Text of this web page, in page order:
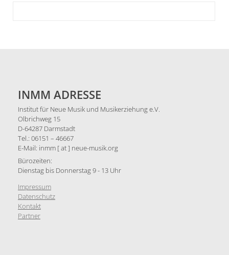
INMM ADRESSE
Institut für Neue Musik und Musikerziehung e.V.
Olbrichweg 15
D-64287 Darmstadt
Tel.: 06151 – 46667
E-Mail: inmm [ at ] neue-musik.org
Bürozeiten:
Dienstag bis Donnerstag 9 - 13 Uhr
Impressum
Datenschutz
Kontakt
Partner